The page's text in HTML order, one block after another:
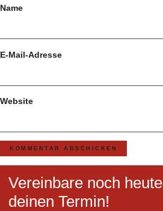
Name
E-Mail-Adresse
Website
Vereinbare noch heute
deinen Termin!